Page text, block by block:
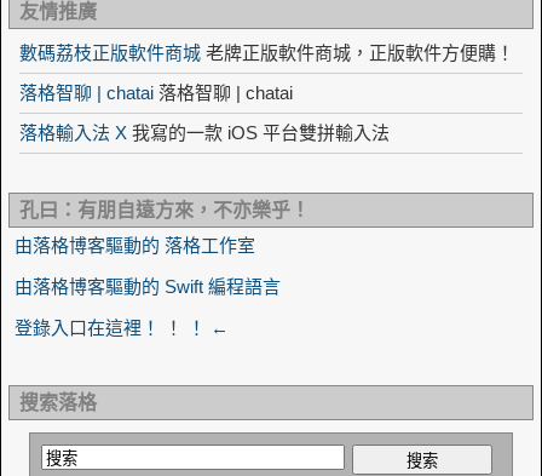
友情推廣
數碼荔枝正版軟件商城 老牌正版軟件商城，正版軟件方便購！
落格智聊 | chatai 落格智聊 | chatai
落格輸入法 X 我寫的一款 iOS 平台雙拼輸入法
孔曰：有朋自遠方來，不亦樂乎！
由落格博客驅動的 落格工作室
由落格博客驅動的 Swift 編程語言
登錄入口在這裡！ ！ ！ ←
搜索落格